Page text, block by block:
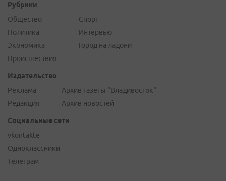
Рубрики
Общество
Политика
Экономика
Происшествия
Спорт
Интервью
Город на ладони
Издательство
Реклама
Редакция
Архив газеты "Владивосток"
Архив новостей
Социальные сети
vkontakte
Одноклассники
Телеграм